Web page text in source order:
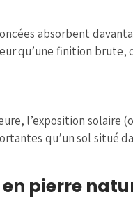
absorbent
finition brute,
l’exposition
qu’un sol situé
pierre